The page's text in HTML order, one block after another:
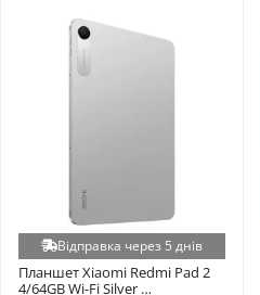
Відправка через 5 днів
Планшет Xiaomi Redmi Pad 2
4/64GB Wi-Fi Silver